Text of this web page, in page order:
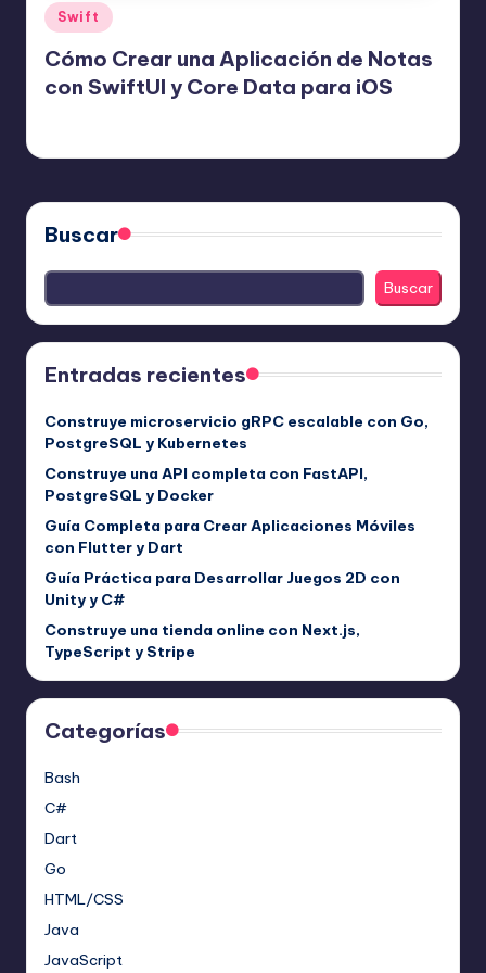
Publicado
en
Swift
Cómo Crear una Aplicación de Notas
con SwiftUI y Core Data para iOS
Buscar
Buscar
Entradas recientes
Construye microservicio gRPC escalable con Go,
PostgreSQL y Kubernetes
Construye una API completa con FastAPI,
PostgreSQL y Docker
Guía Completa para Crear Aplicaciones Móviles
con Flutter y Dart
Guía Práctica para Desarrollar Juegos 2D con
Unity y C#
Construye una tienda online con Next.js,
TypeScript y Stripe
Categorías
Bash
C#
Dart
Go
HTML/CSS
Java
JavaScript